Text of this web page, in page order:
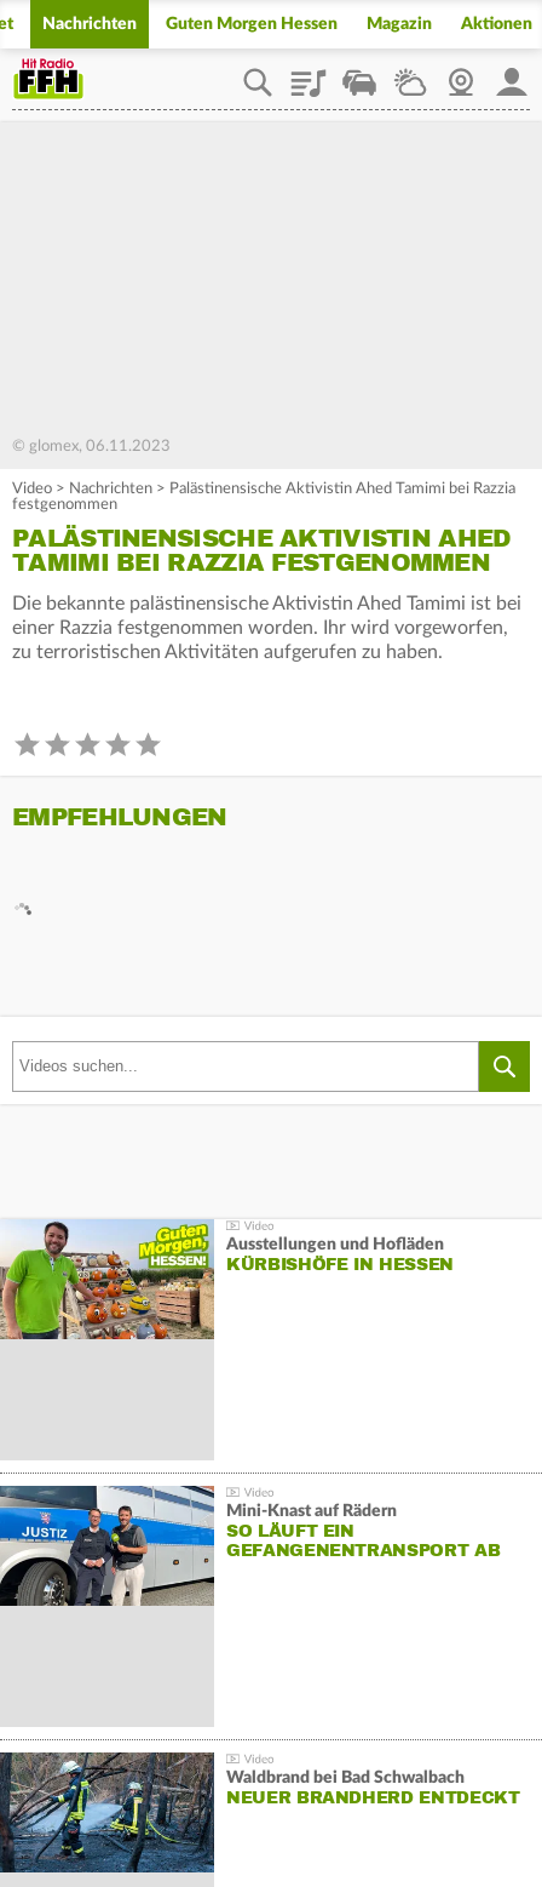
Nachrichten Guten Morgen Hessen Magazin Aktionen
PlaylistStaupilotWetterWebcam
© glomex, 06.11.2023
Video > Nachrichten > Palästinensische Aktivistin Ahed Tamimi bei Razzia
festgenommen
PALÄSTINENSISCHE AKTIVISTIN AHED
TAMIMI BEI RAZZIA FESTGENOMMEN
Die bekannte palästinensische Aktivistin Ahed Tamimi ist bei
einer Razzia festgenommen worden. Ihr wird vorgeworfen,
zu terroristischen Aktivitäten aufgerufen zu haben.
EMPFEHLUNGEN
Ausstellungen und Hofläden
KÜRBISHÖFE IN HESSEN
Mini-Knast auf Rädern
SO LÄUFT EIN
GEFANGENENTRANSPORT AB
Waldbrand bei Bad Schwalbach
NEUER BRANDHERD ENTDECKT